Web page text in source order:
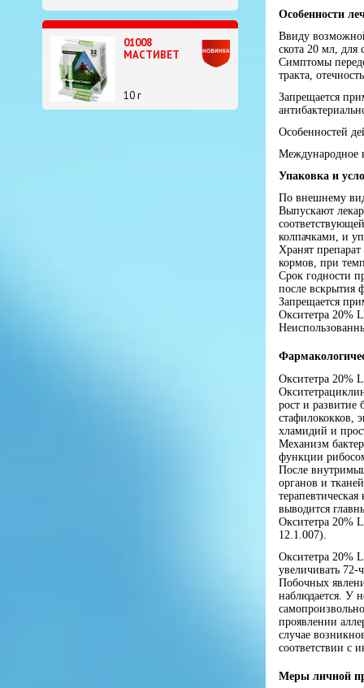
01008
МАСТИВЕТ
10 г
Особенности
Ввиду
скота 20 мл, для
Симптомы
тракта,
Запрещается
Особенностей
Международное
Упаковка и
По внешнему
Выпускают
колпачками, и
Хранят
кормов, при
Срок годности
после вскрытия
Запрещается
Окситетра 20%
Окситетра 20%
рост и развитие
стафилококков,
хламидий и
Механизм
функции
После
органов и
выводится
Окситетра 20%
12.1.007).
Окситетра 20%
увеличивать
Побочных
наблюдается. У
проявлении
случае
соответствии с
Меры личной